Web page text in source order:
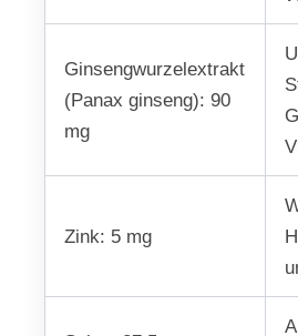
Ginsengwurzelextrakt
(Panax ginseng): 90
mg
Zink: 5 mg